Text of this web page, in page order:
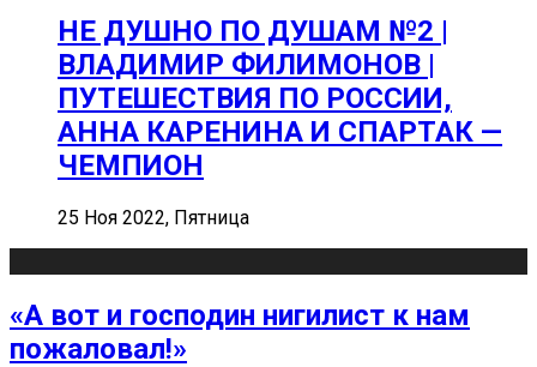
НЕ ДУШНО ПО ДУШАМ №2 |
ВЛАДИМИР ФИЛИМОНОВ |
ПУТЕШЕСТВИЯ ПО РОССИИ,
АННА КАРЕНИНА И СПАРТАК —
ЧЕМПИОН
25 Ноя 2022, Пятница
«А вот и господин нигилист к нам
пожаловал!»